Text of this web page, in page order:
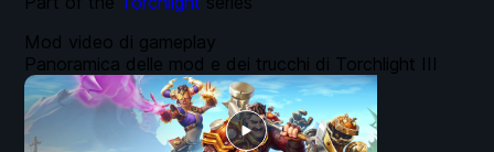
Mod video di gameplay
Panoramica delle mod e dei trucchi di Torchlight III